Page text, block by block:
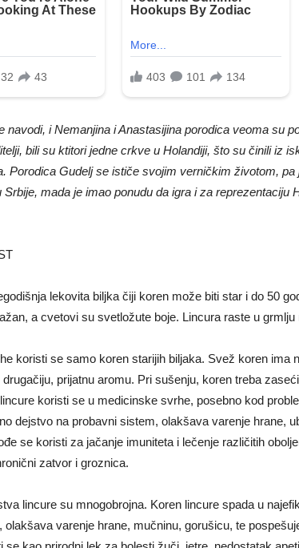
navodi, i Nemanjina i Anastasijina porodica veoma su
bili su ktitori jedne crkve u Holandiji, što su činili iz
Porodica Gudelj se ističe svojim verničkim životom,
Srbije, mada je imao ponudu da igra i za reprezentaciju
lekovita biljka čiji koren može biti star i do 50
a cvetovi su svetložute boje. Lincura raste u
koristi se samo koren starijih biljaka. Svež koren ima
prijatnu aromu. Pri sušenju, koren treba
koristi se u medicinske svrhe, posebno kod
dejstvo na probavni sistem, olakšava varenje hrane,
se koristi za jačanje imuniteta i lečenje različitih
zatvor i groznica.
lincure su mnogobrojna. Koren lincure spada u
olakšava varenje hrane, mučninu, gorušicu, te